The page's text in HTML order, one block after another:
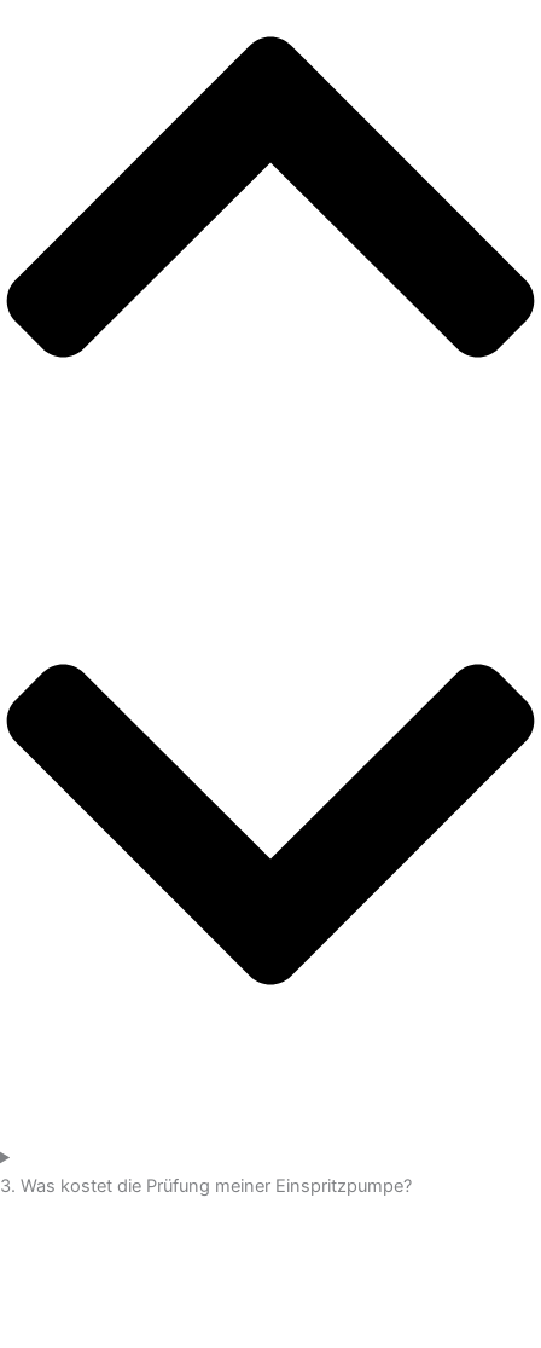
3. Was kostet die Prüfung meiner Einspritzpumpe?